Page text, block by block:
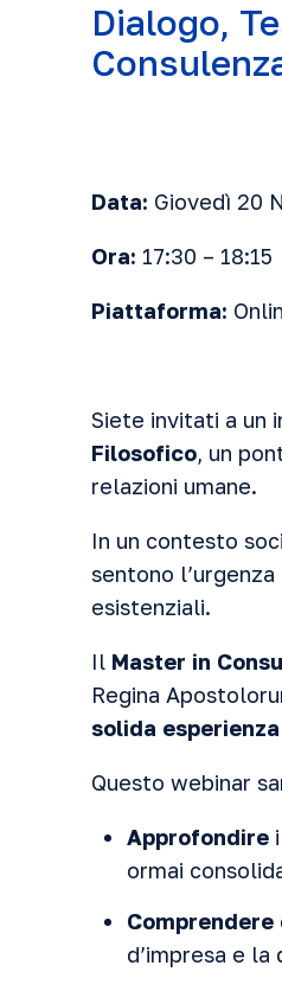
Dialogo,
Data: Giovedì 20
Ora: 17:30 – 18:15
Piattaforma:
Siete invitati a un
Filosofico, un
relazioni umane.
In un contesto
sentono
esistenziali.
Il Master in
Regina
solida esperienza
Questo webinar
Approfondire
ormai
Comprendere
d’impresa e